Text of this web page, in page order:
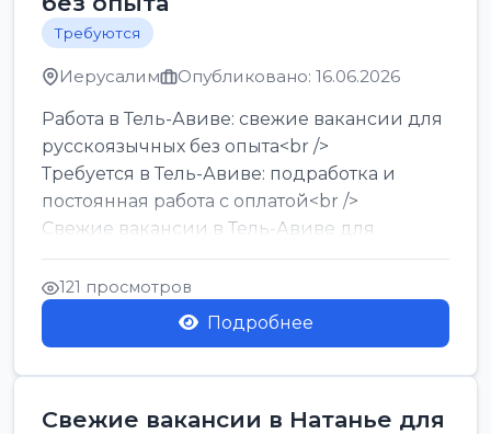
Требуются
Иерусалим Опубликовано: 16.06.2026
Работа в Тель-Авиве: свежие вакансии для
русскоязычных без опыта<br />
Требуется в Тель-Авиве: подработка и
постоянная работа с оплатой<br />
Свежие вакансии в Тель-Авиве для
мужчин и женщин от хозя...
121 просмотров
Подробнее
Свежие вакансии в Натанье для